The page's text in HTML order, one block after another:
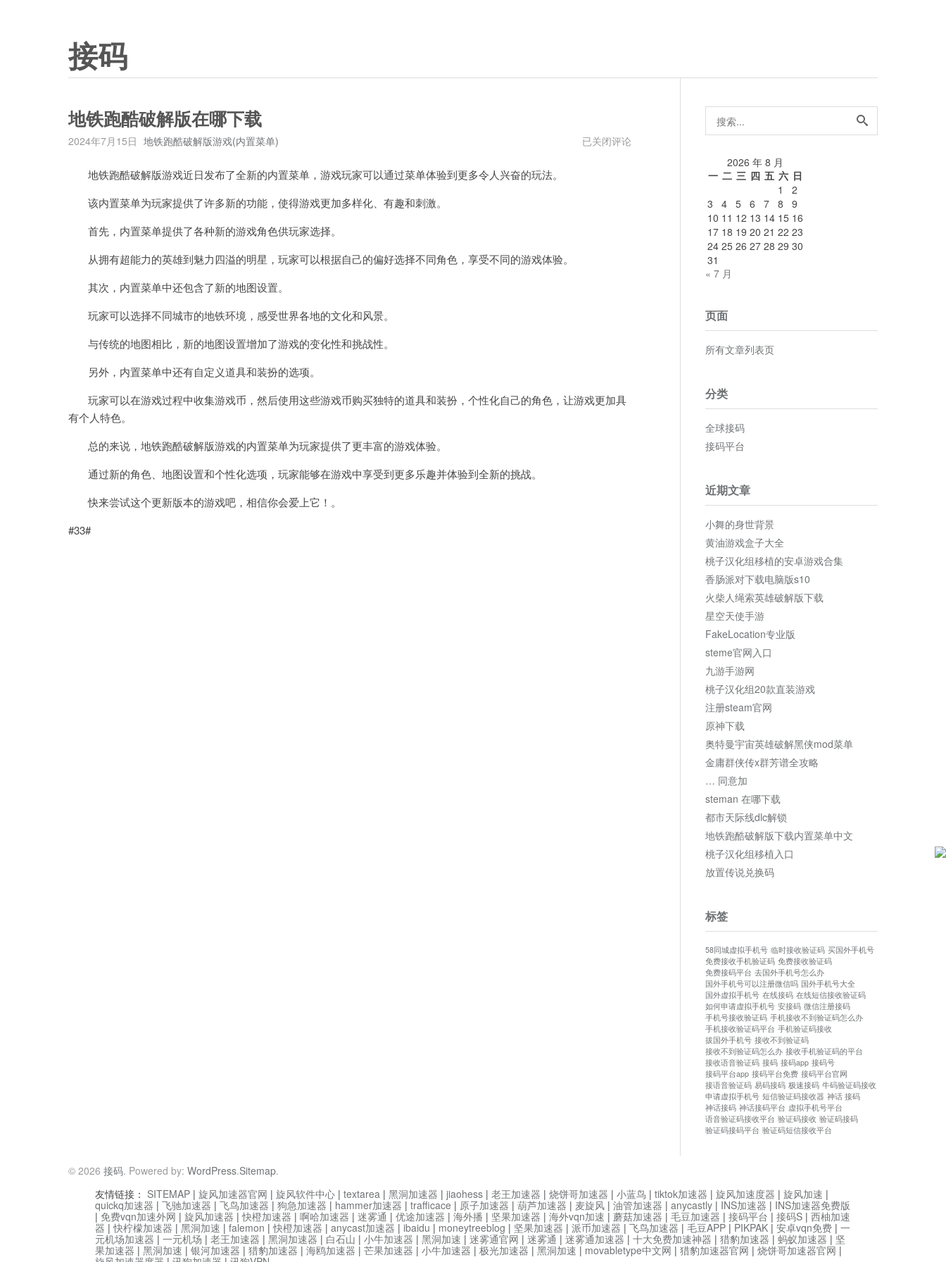
接码
地铁跑酷破解版在哪下载
2024年7月15日 地铁跑酷破解版游戏(内置菜单)
地
已关闭评论
地铁跑酷破解版游戏近日发布了全新的内置菜单，游戏玩家可以通过菜单体验到更多令人兴奋的玩法。
该内置菜单为玩家提供了许多新的功能，使得游戏更加多样化、有趣和刺激。
首先，内置菜单提供了各种新的游戏角色供玩家选择。
从拥有超能力的英雄到魅力四溢的明星，玩家可以根据自己的偏好选择不同角色，享受不同的游戏体验。
其次，内置菜单中还包含了新的地图设置。
玩家可以选择不同城市的地铁环境，感受世界各地的文化和风景。
与传统的地图相比，新的地图设置增加了游戏的变化性和挑战性。
另外，内置菜单中还有自定义道具和装扮的选项。
玩家可以在游戏过程中收集游戏币，然后使用这些游戏币购买独特的道具和装扮，个性化自己的角色，让游戏更加具
有个人特色。
总的来说，地铁跑酷破解版游戏的内置菜单为玩家提供了更丰富的游戏体验。
通过新的角色、地图设置和个性化选项，玩家能够在游戏中享受到更多乐趣并体验到全新的挑战。
快来尝试这个更新版本的游戏吧，相信你会爱上它！。
#33#
搜
索...
2026 年 8 月
一 二 三 四 五 六 日
1
2
3
4 5 6 7 8
9
10 11 12 13 14 15 16
17 18 19 20 21 22 23
24 25 26 27 28 29 30
31
« 7 月
页面
所有文章列表页
分类
全球接码
接码平台
近期文章
小舞的身世背景
黄油游戏盒子大全
桃子汉化组移植的安卓游戏合集
香肠派对下载电脑版s10
火柴人绳索英雄破解版下载
星空天使手游
FakeLocation专业版
steme官网入口
九游手游网
桃子汉化组20款直装游戏
注册steam官网
原神下载
奥特曼宇宙英雄破解黑侠mod菜单
金庸群侠传x群芳谱全攻略
… 同意加
steman 在哪下载
都市天际线dlc解锁
地铁跑酷破解版下载内置菜单中文
桃子汉化组移植入口
放置传说兑换码
标签
58同城虚拟手机号 临时接收验证码 买国外手机号
免费接收手机验证码 免费接收验证码
免费接码平台 去国外手机号怎么办
国外手机号可以注册微信吗 国外手机号大全
国外虚拟手机号 在线接码 在线短信接收验证码
如何申请虚拟手机号 安接码 微信注册接码
手机号接收验证码 手机接收不到验证码怎么办
手机接收验证码平台 手机验证码接收
拔国外手机号 接收不到验证码
接收不到验证码怎么办 接收手机验证码的平台
接收语音验证码 接码 接码app 接码号
接码平台app 接码平台免费 接码平台官网
接语音验证码 易码接码 极速接码 牛码验证码接收
申请虚拟手机号 短信验证码接收器 神话 接码
神话接码 神话接码平台 虚拟手机号平台
语音验证码接收平台 验证码接收 验证码接码
验证码接码平台 验证码短信接收平台
© 2026 接码. Powered by: WordPress.Sitemap.
友情链接： SITEMAP | 旋风加速器官网 | 旋风软件中心 | textarea | 黑洞加速器 | jiaohess | 老王加速器 | 烧饼哥加速器 | 小蓝鸟 | tiktok加速器 | 旋风加速度器 | 旋风加速 |
quickq加速器 | 飞驰加速器 | 飞鸟加速器 | 狗急加速器 | hammer加速器 | trafficace | 原子加速器 | 葫芦加速器 | 麦旋风 | 油管加速器 | anycastly | INS加速器 | INS加速器免费版
| 免费vqn加速外网 | 旋风加速器 |快橙加速器 | 啊哈加速器 | 迷雾通 | 优途加速器 | 海外播 | 坚果加速器 | 海外vqn加速 | 蘑菇加速器 | 毛豆加速器 | 接码平台 | 接码S | 西柚加速
器 |快柠檬加速器 | 黑洞加速 | falemon |快橙加速器 | anycast加速器 | ibaidu | moneytreeblog | 坚果加速器 | 派币加速器 | 飞鸟加速器 | 毛豆APP | PIKPAK | 安卓vqn免费 | 一
元机场加速器 | 一元机场 | 老王加速器 | 黑洞加速器 | 白石山 | 小牛加速器 | 黑洞加速 | 迷雾通官网 | 迷雾通 | 迷雾通加速器 | 十大免费加速神器 | 猎豹加速器 | 蚂蚁加速器 | 坚
果加速器 | 黑洞加速 | 银河加速器 | 猎豹加速器 | 海鸥加速器 | 芒果加速器 | 小牛加速器 | 极光加速器 | 黑洞加速 | movabletype中文网 | 猎豹加速器官网 | 烧饼哥加速器官网 |